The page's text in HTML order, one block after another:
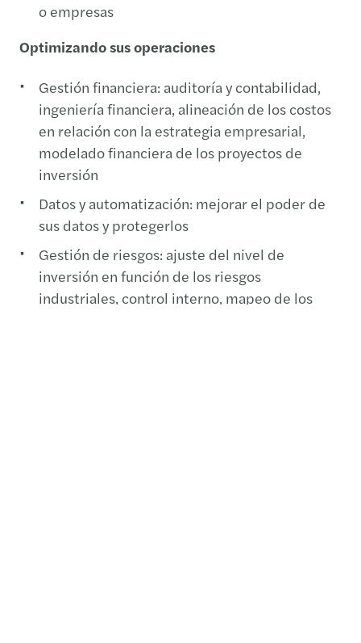
o empresas
Optimizando sus operaciones
Gestión financiera: auditoría y contabilidad,
ingeniería financiera, alineación de los costos
en relación con la estrategia empresarial,
modelado financiera de los proyectos de
inversión
Datos y automatización: mejorar el poder de
sus datos y protegerlos
Gestión de riesgos: ajuste del nivel de
inversión en función de los riesgos
industriales, control interno, mapeo de los